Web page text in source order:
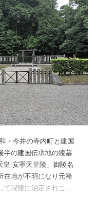
・今井の寺内町と建国
半の建国伝承地の陵墓
皇 安寧天皇陵」御陵名
在地が不明になり元禄
現陵に治定されこの